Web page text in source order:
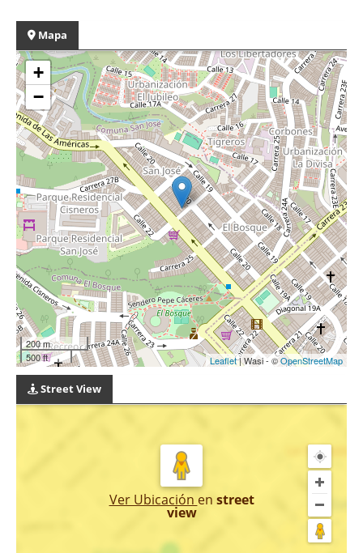
Mapa
+
−
200 m
500 ft
Leaflet| Wasi - ©OpenStreetMap
Street View
Ver Ubicación en street
view